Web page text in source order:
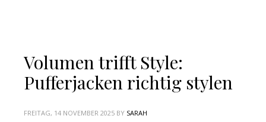
Volumen trifft Style:
Pufferjacken richtig stylen
FREITAG, 14 NOVEMBER 2025 BY SARAH